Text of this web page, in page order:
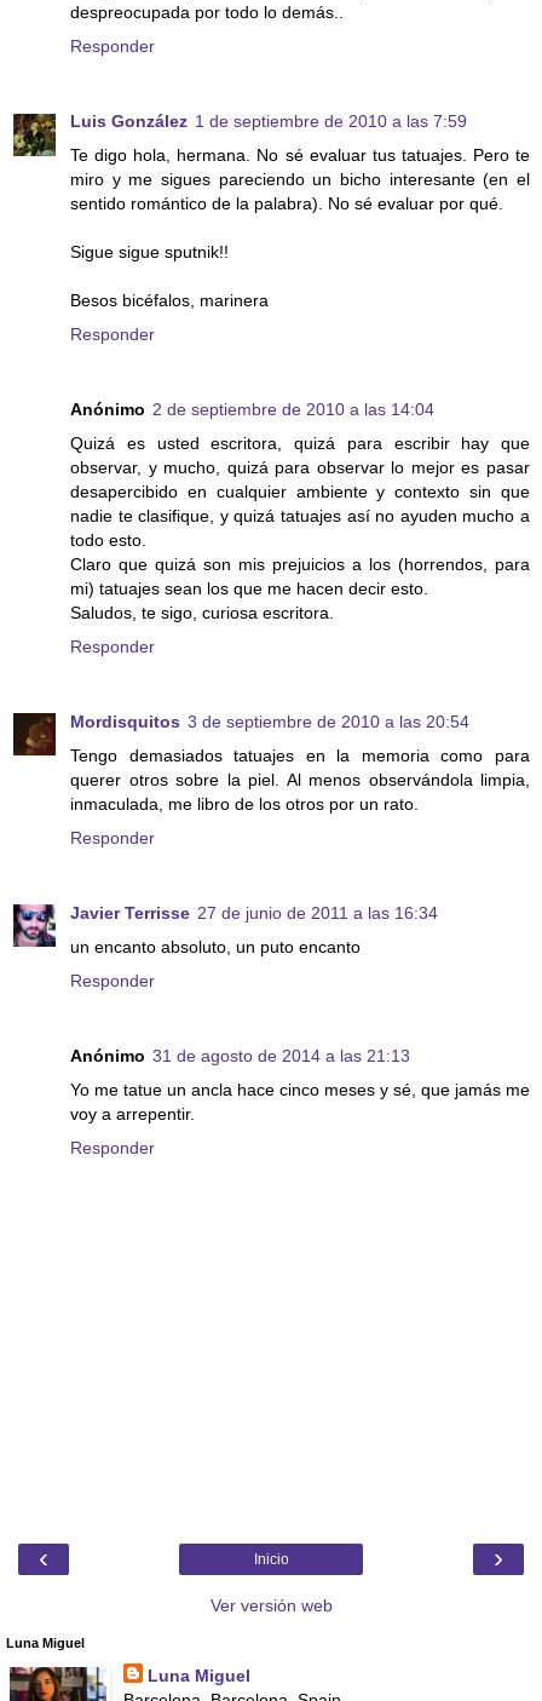
despreocupada por todo lo demás..
Responder
Luis González 1 de septiembre de 2010 a las 7:59
Te digo hola, hermana. No sé evaluar tus tatuajes. Pero te
miro y me sigues pareciendo un bicho interesante (en el
sentido romántico de la palabra). No sé evaluar por qué.
Sigue sigue sputnik!!
Besos bicéfalos, marinera
Responder
Anónimo 2 de septiembre de 2010 a las 14:04
Quizá es usted escritora, quizá para escribir hay que
observar, y mucho, quizá para observar lo mejor es pasar
desapercibido en cualquier ambiente y contexto sin que
nadie te clasifique, y quizá tatuajes así no ayuden mucho a
todo esto.
Claro que quizá son mis prejuicios a los (horrendos, para
mi) tatuajes sean los que me hacen decir esto.
Saludos, te sigo, curiosa escritora.
Responder
Mordisquitos 3 de septiembre de 2010 a las 20:54
Tengo demasiados tatuajes en la memoria como para
querer otros sobre la piel. Al menos observándola limpia,
inmaculada, me libro de los otros por un rato.
Responder
Javier Terrisse 27 de junio de 2011 a las 16:34
un encanto absoluto, un puto encanto
Responder
Anónimo 31 de agosto de 2014 a las 21:13
Yo me tatue un ancla hace cinco meses y sé, que jamás me
voy a arrepentir.
Responder
‹ ›
Inicio
Ver versión web
Luna Miguel
Luna Miguel